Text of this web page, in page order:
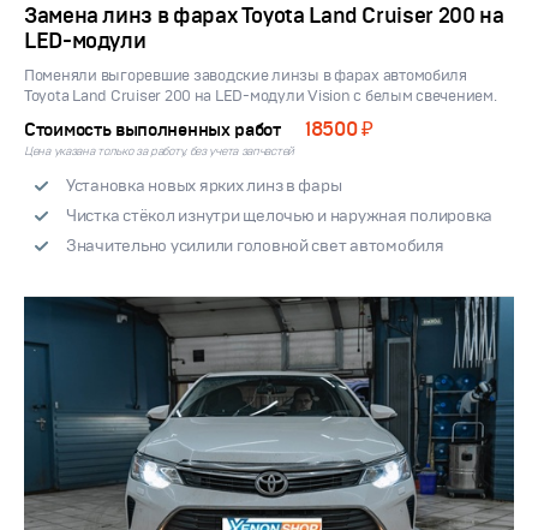
Замена линз в фарах Toyota Land Cruiser 200 на
LED-модули
Поменяли выгоревшие заводские линзы в фарах автомобиля
Toyota Land Cruiser 200 на LED-модули Vision с белым свечением.
Стоимость выполненных работ 18500 ₽
Цена указана только за работу, без учета запчастей
Установка новых ярких линз в фары
Чистка стёкол изнутри щелочью и наружная полировка
Значительно усилили головной свет автомобиля